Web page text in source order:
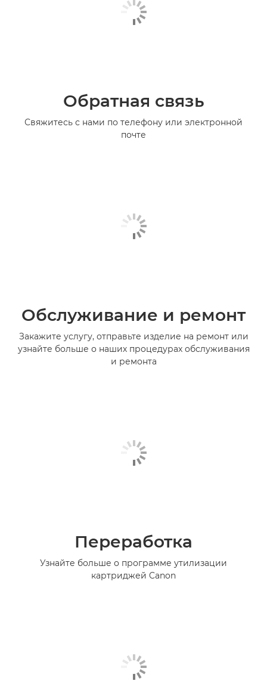
Обратная связь
Свяжитесь с нами по телефону или электронной
почте
Обслуживание и ремонт
Закажите услугу, отправьте изделие на ремонт или
узнайте больше о наших процедурах обслуживания
и ремонта
Переработка
Узнайте больше о программе утилизации
картриджей Canon